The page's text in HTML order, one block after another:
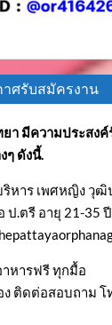
าศรับสมัครงาน
ยา มีความประสง
ๆ ดังนี้.
ริหาร เพศหญิง วุ
ป.ตรี อายุ 21-35
หารฟรี ทุกมื้อ
ติดต่อสอบถาม โ